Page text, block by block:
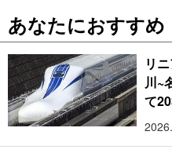
あなたにおすすめ
リ
川~
て